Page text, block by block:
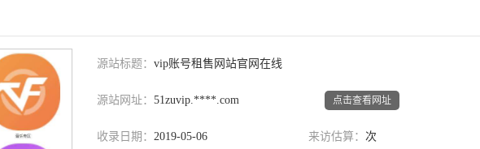
源站标题： vip账号租售网站官网在线
源站网址： 51zuvip.****.com 点击查看网址
收录日期： 2019-05-06 来访估算： 次